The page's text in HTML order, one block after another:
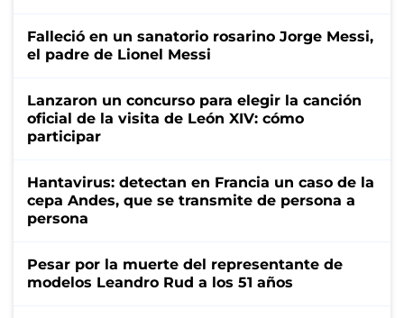
Falleció en un sanatorio rosarino Jorge Messi,
el padre de Lionel Messi
Lanzaron un concurso para elegir la canción
oficial de la visita de León XIV: cómo
participar
Hantavirus: detectan en Francia un caso de la
cepa Andes, que se transmite de persona a
persona
Pesar por la muerte del representante de
modelos Leandro Rud a los 51 años